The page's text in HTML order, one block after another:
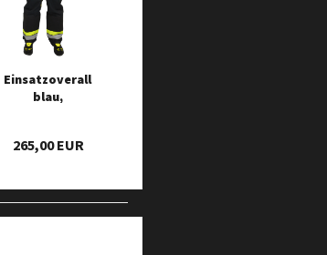
Einsatzoverall
blau,
265,00 EUR